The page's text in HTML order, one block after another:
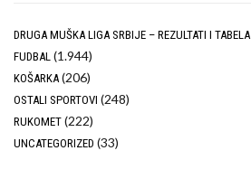
DRUGA MUŠKA LIGA SRBIJE – REZULTATI I TABELA
FUDBAL (1.944)
KOŠARKA (206)
OSTALI SPORTOVI (248)
RUKOMET (222)
UNCATEGORIZED (33)